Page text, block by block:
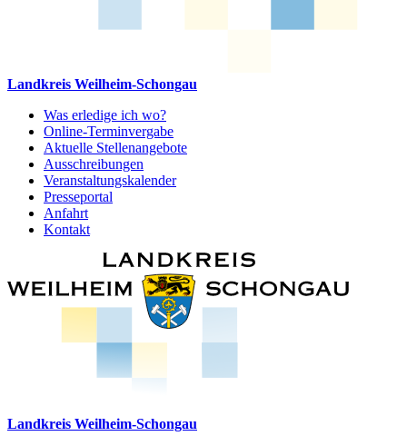
Landkreis Weilheim-Schongau
Was erledige ich wo?
Online-Terminvergabe
Aktuelle Stellenangebote
Ausschreibungen
Veranstaltungskalender
Presseportal
Anfahrt
Kontakt
Landkreis Weilheim-Schongau